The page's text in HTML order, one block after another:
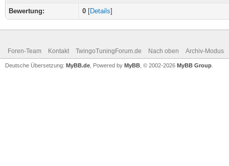
Bewertung: 0 [Details]
Foren-Team Kontakt TwingoTuningForum.de Nach oben Archiv-Modus
Deutsche Übersetzung: MyBB.de , Powered by MyBB , © 2002-2026 MyBB Group